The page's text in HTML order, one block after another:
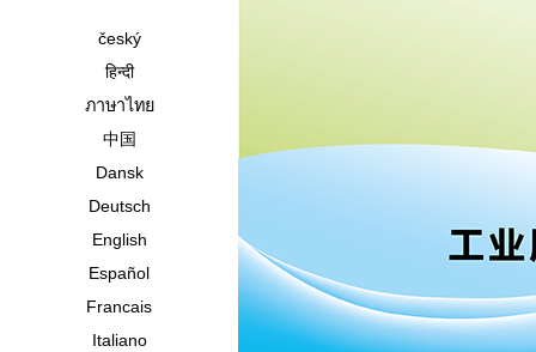
český
हिन्दी
ภาษาไทย
中国
Dansk
Deutsch
English
Español
Francais
Italiano